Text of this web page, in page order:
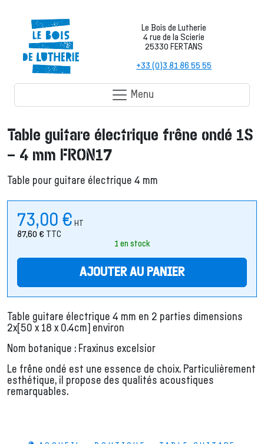
Le Bois de Lutherie
4 rue de la Scierie
25330 FERTANS
+33 (0)3 81 86 55 55
Menu
Table guitare électrique frêne ondé 1S
– 4 mm FRON17
Table pour guitare électrique 4 mm
73,00 € HT
87,60 € TTC
1 en stock
AJOUTER AU PANIER
Table guitare électrique 4 mm en 2 parties dimensions
2x[50 x 18 x 0.4cm] environ
Nom botanique : Fraxinus excelsior
Le frêne ondé est une essence de choix. Particulièrement
esthétique, il propose des qualités acoustiques
remarquables.